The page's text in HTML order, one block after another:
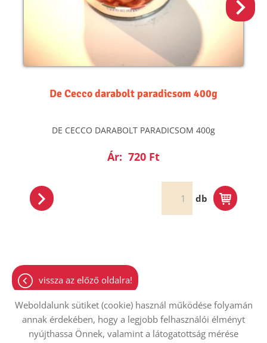
De Cecco darabolt paradicsom 400g
DE CECCO DARABOLT PARADICSOM 400g
Ár: 720 Ft
db
vissza az előző oldalra!
Weboldalunk sütiket (cookie) használ működése folyamán
annak érdekében, hogy a legjobb felhasználói élményt
nyújthassa Önnek, valamint a látogatottság mérése